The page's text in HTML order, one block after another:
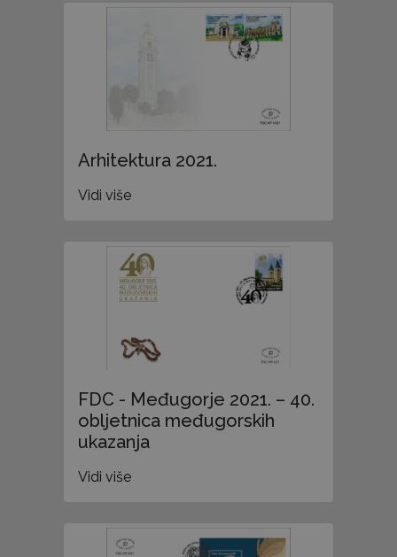
Arhitektura 2021.
Vidi više
FDC - Međugorje 2021. – 40.
obljetnica međugorskih
ukazanja
Vidi više